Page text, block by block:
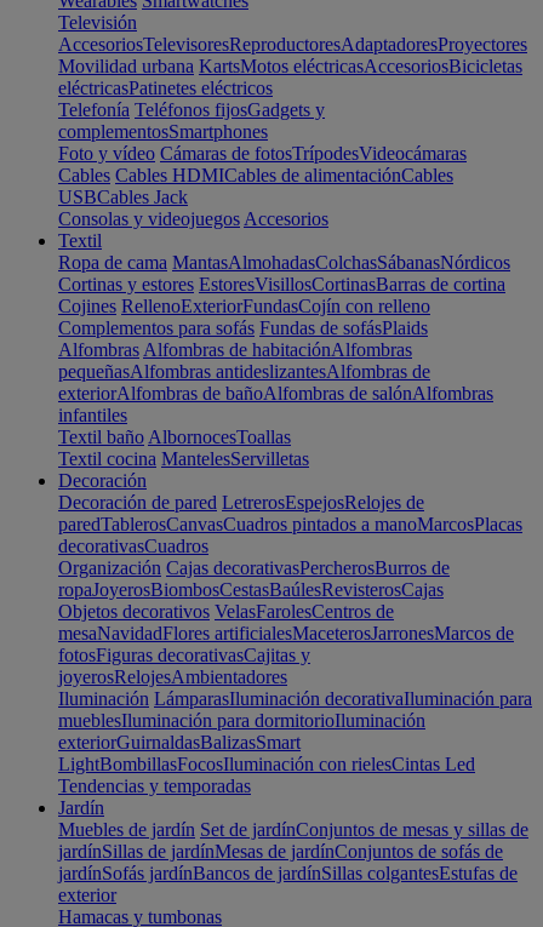
Televisión
AccesoriosTelevisoresReproductoresAdaptadoresProyectores
Movilidad urbana KartsMotos eléctricasAccesoriosBicicletas
eléctricasPatinetes eléctricos
Telefonía Teléfonos fijosGadgets y
complementosSmartphones
Foto y vídeo Cámaras de fotosTrípodesVideocámaras
Cables Cables HDMICables de alimentaciónCables
USBCables Jack
Consolas y videojuegos Accesorios
Textil
Ropa de cama MantasAlmohadasColchasSábanasNórdicos
Cortinas y estores EstoresVisillosCortinasBarras de cortina
Cojines RellenoExteriorFundasCojín con relleno
Complementos para sofás Fundas de sofásPlaids
Alfombras Alfombras de habitaciónAlfombras
pequeñasAlfombras antideslizantesAlfombras de
exteriorAlfombras de bañoAlfombras de salónAlfombras
infantiles
Textil baño AlbornocesToallas
Textil cocina MantelesServilletas
Decoración
Decoración de pared LetrerosEspejosRelojes de
paredTablerosCanvasCuadros pintados a manoMarcosPlacas
decorativasCuadros
Organización Cajas decorativasPercherosBurros de
ropaJoyerosBiombosCestasBaúlesRevisterosCajas
Objetos decorativos VelasFarolesCentros de
mesaNavidadFlores artificialesMaceterosJarronesMarcos de
fotosFiguras decorativasCajitas y
joyerosRelojesAmbientadores
Iluminación LámparasIluminación decorativaIluminación para
mueblesIluminación para dormitorioIluminación
exteriorGuirnaldasBalizasSmart
LightBombillasFocosIluminación con rielesCintas Led
Tendencias y temporadas
Jardín
Muebles de jardín Set de jardínConjuntos de mesas y sillas de
jardínSillas de jardínMesas de jardínConjuntos de sofás de
jardínSofás jardínBancos de jardínSillas colgantesEstufas de
exterior
Hamacas y tumbonas